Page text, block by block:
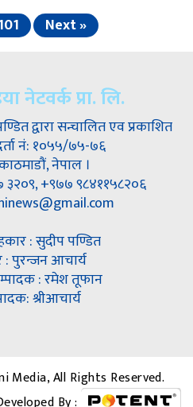
Next »
नेटवर्क प्रा. लि.
द्वारा सन्चालित एव प्रकाशित
नं: १०५५/७५-७६
नेपाल ।
+९७७ ९८४११५८२०६
: सुदीप पण्डित
पुरन्जन आचार्य
: रमेश तूफान
श्रीआचार्य
Media, All Rights Reserved.
By :